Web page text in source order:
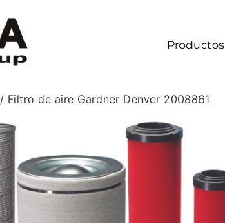
Productos
/ Filtro de aire Gardner Denver 2008861